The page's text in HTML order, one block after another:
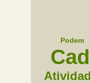
Podem